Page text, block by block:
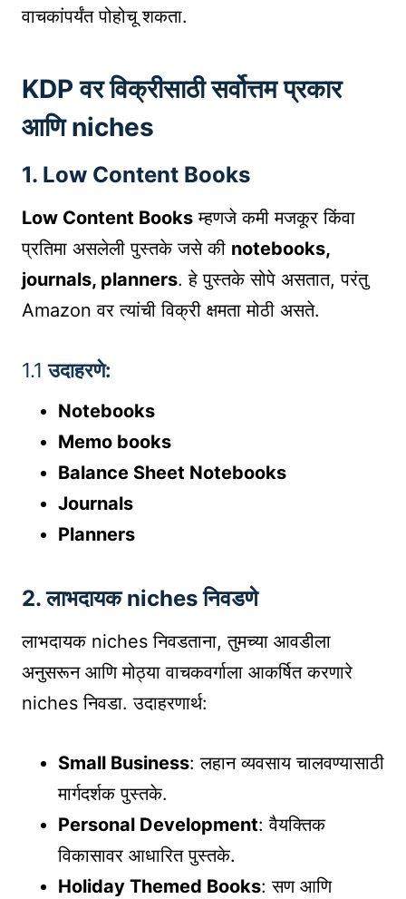
वाचकांपर्यंत पोहोचू शकता.
KDP वर विक्रीसाठी सर्वोत्तम प्रकार
आणि niches
1. Low Content Books
Low Content Books म्हणजे कमी मजकूर किंवा
प्रतिमा असलेली पुस्तके जसे की notebooks,
journals, planners. हे पुस्तके सोपे असतात, परंतु
Amazon वर त्यांची विक्री क्षमता मोठी असते.
1.1उदाहरणे:
Notebooks
Memo books
Balance Sheet Notebooks
Journals
Planners
2.लाभदायक niches निवडणे
लाभदायक niches निवडताना, तुमच्या आवडीला
अनुसरून आणि मोठ्या वाचकवर्गाला आकर्षित करणारे
niches निवडा. उदाहरणार्थ:
Small Business: लहान व्यवसाय चालवण्यासाठी
मार्गदर्शक पुस्तके.
Personal Development: वैयक्तिक
विकासावर आधारित पुस्तके.
Holiday Themed Books: सण आणि